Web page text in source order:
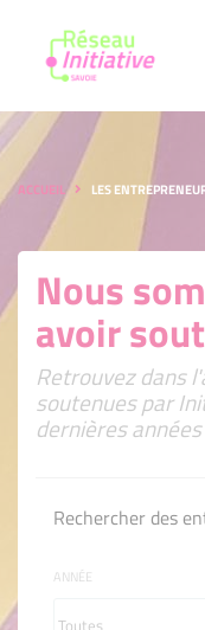
ACCUEIL LES
Nous
avoir
Retrouvez dans
soutenues par
dernières années
Rechercher des
ANNÉE